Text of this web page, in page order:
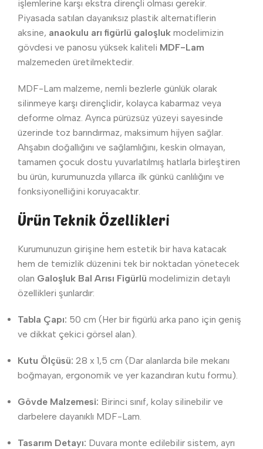
işlemlerine karşı ekstra dirençli olması gerekir.
Piyasada satılan dayanıksız plastik alternatiflerin
aksine, anaokulu arı figürlü galoşluk modelimizin
gövdesi ve panosu yüksek kaliteli MDF-Lam
malzemeden üretilmektedir.
MDF-Lam malzeme, nemli bezlerle günlük olarak
silinmeye karşı dirençlidir, kolayca kabarmaz veya
deforme olmaz. Ayrıca pürüzsüz yüzeyi sayesinde
üzerinde toz barındırmaz, maksimum hijyen sağlar.
Ahşabın doğallığını ve sağlamlığını, keskin olmayan,
tamamen çocuk dostu yuvarlatılmış hatlarla birleştiren
bu ürün, kurumunuzda yıllarca ilk günkü canlılığını ve
fonksiyonelliğini koruyacaktır.
Ürün Teknik Özellikleri
Kurumunuzun girişine hem estetik bir hava katacak
hem de temizlik düzenini tek bir noktadan yönetecek
olan Galoşluk Bal Arısı Figürlü modelimizin detaylı
özellikleri şunlardır:
Tabla Çapı: 50 cm (Her bir figürlü arka pano için geniş
ve dikkat çekici görsel alan).
Kutu Ölçüsü: 28 x 1,5 cm (Dar alanlarda bile mekanı
boğmayan, ergonomik ve yer kazandıran kutu formu).
Gövde Malzemesi: Birinci sınıf, kolay silinebilir ve
darbelere dayanıklı MDF-Lam.
Tasarım Detayı: Duvara monte edilebilir sistem, ayrı